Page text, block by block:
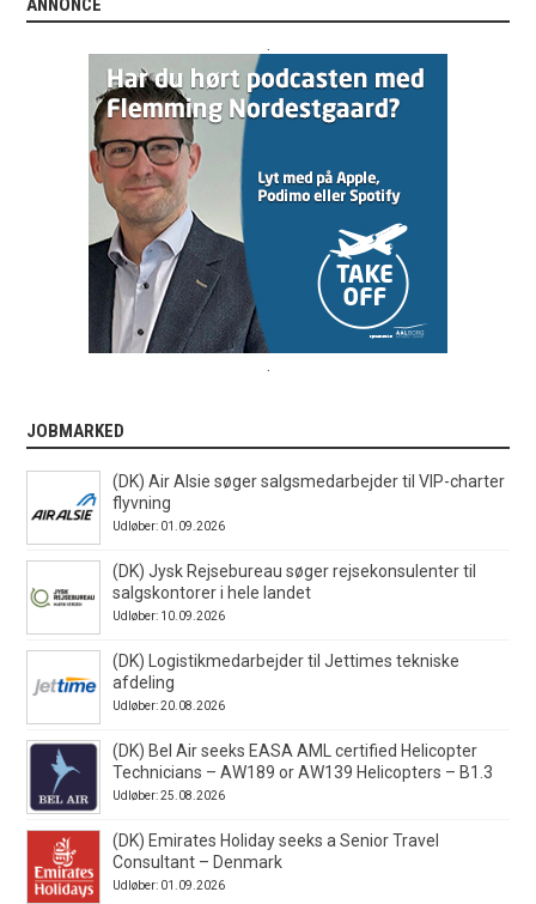
ANNONCE
JOBMARKED
(DK) Air Alsie søger salgsmedarbejder til VIP-charter
flyvning
Udløber: 01.09.2026
(DK) Jysk Rejsebureau søger rejsekonsulenter til
salgskontorer i hele landet
Udløber: 10.09.2026
(DK) Logistikmedarbejder til Jettimes tekniske
afdeling
Udløber: 20.08.2026
(DK) Bel Air seeks EASA AML certified Helicopter
Technicians – AW189 or AW139 Helicopters – B1.3
Udløber: 25.08.2026
(DK) Emirates Holiday seeks a Senior Travel
Consultant – Denmark
Udløber: 01.09.2026